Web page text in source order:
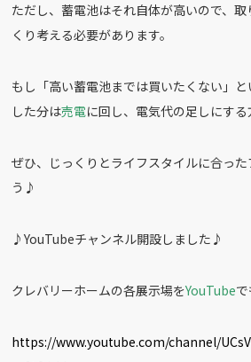
ただし、蓄電池はそれ自体が高いので、
くり考える必要があります。
もし「高い蓄電池までは買いたくない」
した分は売電に回し、電気代の足しにする
ぜひ、じっくりとライフスタイルに合っ
う♪
♪YouTubeチャンネル開設しました♪
クレバリーホームの各展示場をYouTube
https://www.youtube.com/channel/